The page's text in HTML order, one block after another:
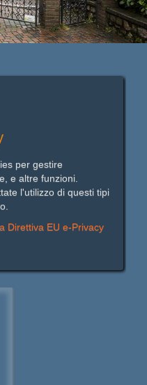
per gestire
e altre funzioni.
l'utilizzo di questi tipi
Direttiva EU e-Privacy